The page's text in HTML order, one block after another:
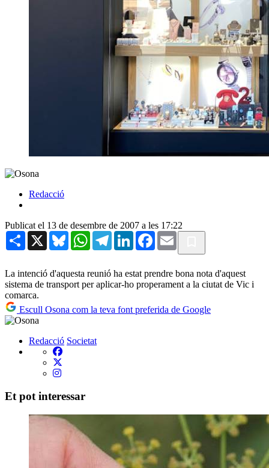
Redacció
Publicat el 13 de desembre de 2007 a les 17:22
Share X BlueskyWhatsAppTelegramLinkedInFacebook
Email
La intenció d'aquesta reunió ha estat prendre bona nota d'aquest
sistema de transport per aplicar-ho properament a la ciutat de Vic i
comarca.
Escull Osona com la teva font preferida de Google
Redacció Societat
Et pot interessar